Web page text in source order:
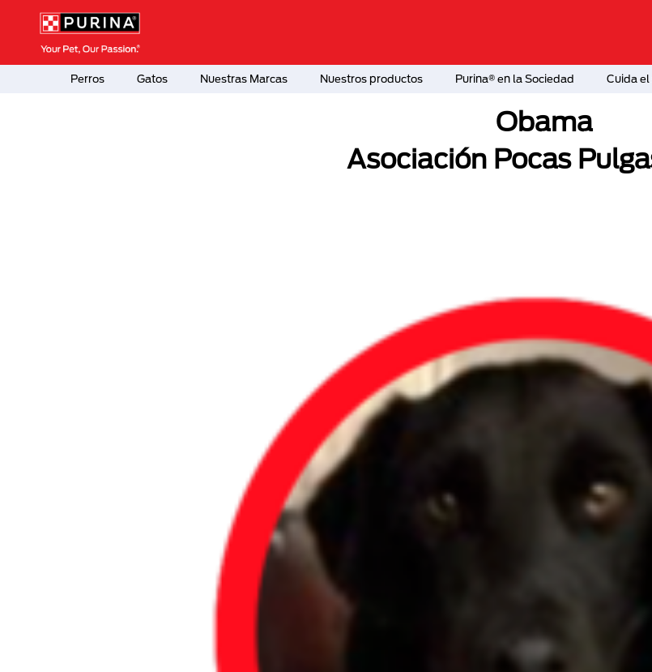
Pasar al contenido principal
Menú Secundario Purina
Menú Principal Purina
Perros Gatos Nuestras Marcas Nuestros productos Purina® en la Sociedad Cuida
Obama
Asociación Pocas